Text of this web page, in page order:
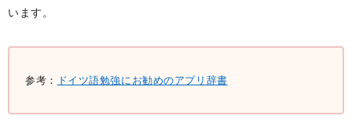
います。
参考： ドイツ語勉強にお勧めのアプリ辞書